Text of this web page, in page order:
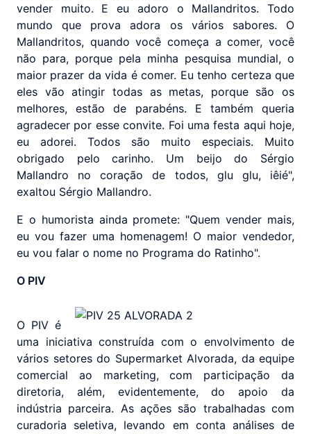
vender muito. E eu adoro o Mallandritos. Todo
mundo que prova adora os vários sabores. O
Mallandritos, quando você começa a comer, você
não para, porque pela minha pesquisa mundial, o
maior prazer da vida é comer. Eu tenho certeza que
eles vão atingir todas as metas, porque são os
melhores, estão de parabéns. E também queria
agradecer por esse convite. Foi uma festa aqui hoje,
eu adorei. Todos são muito especiais. Muito
obrigado pelo carinho. Um beijo do Sérgio
Mallandro no coração de todos, glu glu, iêié",
exaltou Sérgio Mallandro.
E o humorista ainda promete: "Quem vender mais,
eu vou fazer uma homenagem! O maior vendedor,
eu vou falar o nome no Programa do Ratinho".
O PIV
O PIV é
uma iniciativa construída com o envolvimento de
vários setores do Supermarket Alvorada, da equipe
comercial ao marketing, com participação da
diretoria, além, evidentemente, do apoio da
indústria parceira. As ações são trabalhadas com
curadoria seletiva, levando em conta análises de